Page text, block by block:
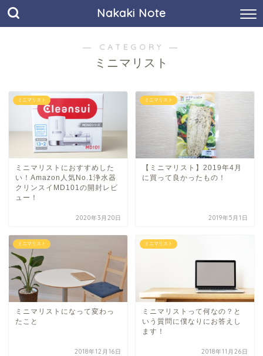
Nakaki Note
― CATEGORY ―
ミニマリスト
ミニマリスト
ミニマリストにおすすめした
い！Amazon人気No.1浄水器
クリンスイMD101の開封レビ
ュー！
2020年3月20日
ミニマリスト
【ミニマリスト】2019年4月
に買って良かったもの！
2019年5月1日
ミニマリスト
ミニマリストになって変わっ
たこと
2018年12月16日
ミニマリスト
ミニマリストって何なの？と
いう質問に僕なりにお答えし
ます！
2018年11月26日